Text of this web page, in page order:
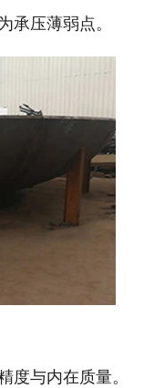
承压薄弱点。
与内在质量。